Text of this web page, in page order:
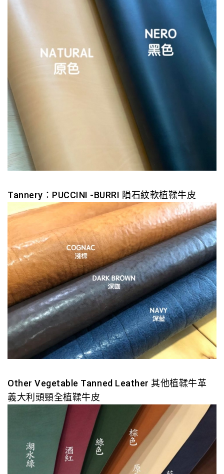
Tannery：PUCCINI -BURRI 隕石紋軟植鞣牛皮
OtherVegetable Tanned Leather 其他植鞣牛革
義大利頭頸全植鞣牛皮